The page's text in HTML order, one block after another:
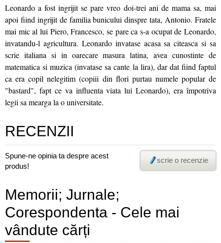
Leonardo a fost ingrijit se pare vreo doi-trei ani de mama sa, mai
apoi fiind ingrijit de familia bunicului dinspre tata, Antonio. Fratele
mai mic al lui Piero, Francesco, se pare ca s-a ocupat de Leonardo,
invatandu-l agricultura. Leonardo invatase acasa sa citeasca si sa
scrie italiana si in oarecare masura latina, avea cunostinte de
matematica si muzica (invatase sa cante la lira), dar dat fiind faptul
ca era copil nelegitim (copiii din flori purtau numele popular de
"bastard", fapt ce va influenta viata lui Leonardo), era împotriva
legii sa mearga la o universitate.
RECENZII
Spune-ne opinia ta despre acest
produs!
scrie o recenzie
Memorii; Jurnale;
Corespondenta - Cele mai
vândute cărți